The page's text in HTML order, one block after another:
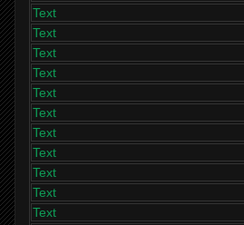
Text
Text
Text
Text
Text
Text
Text
Text
Text
Text
Text